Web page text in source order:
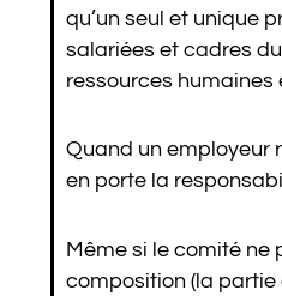
qu’un seul et unique
salariées et cadres
ressources humaines
Quand un employeur
en porte la
Même si le comité ne
composition (la